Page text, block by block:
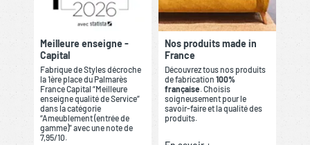
Meilleure enseigne -
Capital
Fabrique de Styles décroche
la 1ère place du Palmarès
France Capital “Meilleure
enseigne qualité de Service”
dans la catégorie
“Ameublement (entrée de
gamme)” avec une note de
7,95/10.
Nos produits made in
France
Découvrez tous nos produits
de fabrication 100%
française. Choisis
soigneusement pour le
savoir-faire et la qualité des
produits.